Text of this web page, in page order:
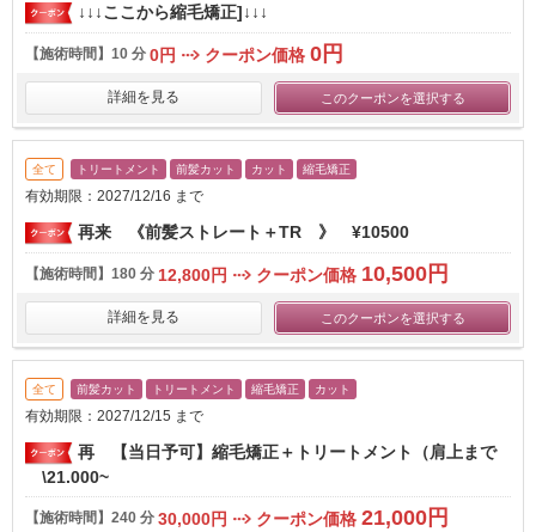
↓↓↓ここから縮毛矯正]↓↓↓
【施術時間】 10 分 0円 クーポン価格 0円
詳細を見る このクーポンを選択する
全て トリートメント 前髪カット カット 縮毛矯正
有効期限：2027/12/16 まで
再来 《前髪ストレート＋TR 》 ¥10500
【施術時間】 180 分 12,800円 クーポン価格 10,500円
詳細を見る このクーポンを選択する
全て 前髪カット トリートメント 縮毛矯正 カット
有効期限：2027/12/15 まで
再 【当日予可】縮毛矯正＋トリートメント（肩上まで
\21.000~
【施術時間】 240 分 30,000円 クーポン価格 21,000円